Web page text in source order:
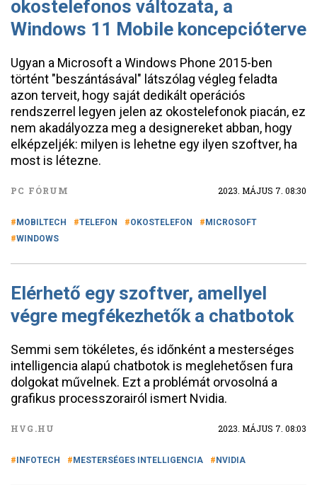
okostelefonos változata, a
Windows 11 Mobile koncepcióterve
Ugyan a Microsoft a Windows Phone 2015-ben
történt "beszántásával" látszólag végleg feladta
azon terveit, hogy saját dedikált operációs
rendszerrel legyen jelen az okostelefonok piacán, ez
nem akadályozza meg a designereket abban, hogy
elképzeljék: milyen is lehetne egy ilyen szoftver, ha
most is létezne.
PC FÓRUM 2023. MÁJUS 7. 08:30
MOBILTECH TELEFON OKOSTELEFON
MICROSOFT
WINDOWS
Elérhető egy szoftver, amellyel
végre megfékezhetők a chatbotok
Semmi sem tökéletes, és időnként a mesterséges
intelligencia alapú chatbotok is meglehetősen fura
dolgokat művelnek. Ezt a problémát orvosolná a
grafikus processzorairól ismert Nvidia.
HVG.HU 2023. MÁJUS 7. 08:03
INFOTECH MESTERSÉGES INTELLIGENCIA NVIDIA